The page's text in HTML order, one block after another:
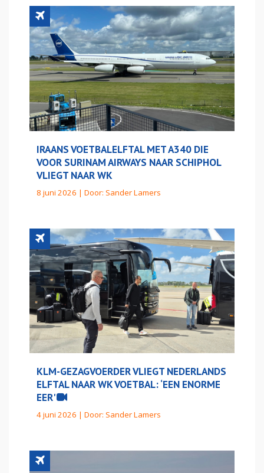
IRAANS VOETBALELFTAL MET A340 DIE
VOOR SURINAM AIRWAYS NAAR SCHIPHOL
VLIEGT NAAR WK
8 juni 2026 | Door: Sander Lamers
KLM-GEZAGVOERDER VLIEGT NEDERLANDS
ELFTAL NAAR WK VOETBAL: ‘EEN ENORME
EER'
4 juni 2026 | Door: Sander Lamers